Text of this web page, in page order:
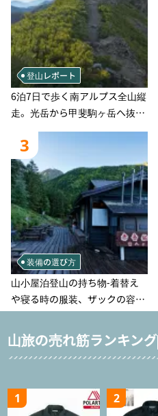
登山レポート
6泊7日で歩く南アルプス全山縦
走。光岳から甲斐駒ヶ岳へ抜け
る登山の記録
3
装備の選び方
山小屋泊登山の持ち物‐着替え
や寝る時の服装、ザックの容量
などを徹底紹介！1泊2日、2泊3
日用のリスト付き
山旅の売れ筋ランキング
1 2